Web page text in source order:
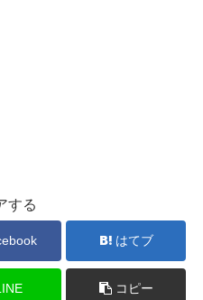
する
はてブ
コピー